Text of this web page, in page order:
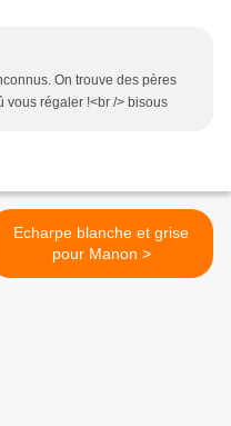
On trouve des pères
vous régaler !<br /> bisous
Echarpe blanche et grise
pour Manon >